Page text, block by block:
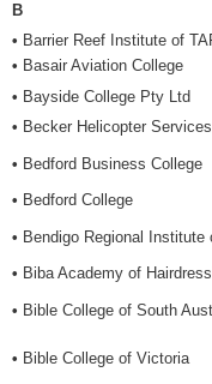
B
• Barrier Reef Institute of
• Basair Aviation College
• Bayside College Pty Ltd
• Becker Helicopter
• Bedford Business College
• Bedford College
• Bendigo Regional Institute
• Biba Academy of
• Bible College of South
• Bible College of Victoria